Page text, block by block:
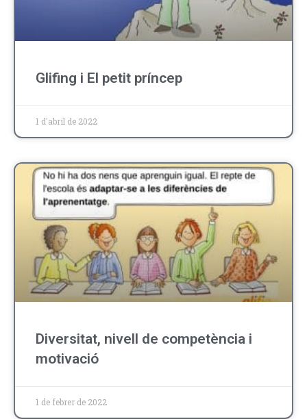
Glifing i El petit príncep
1 d'abril de 2022
Diversitat, nivell de competència i
motivació
1 de febrer de 2022